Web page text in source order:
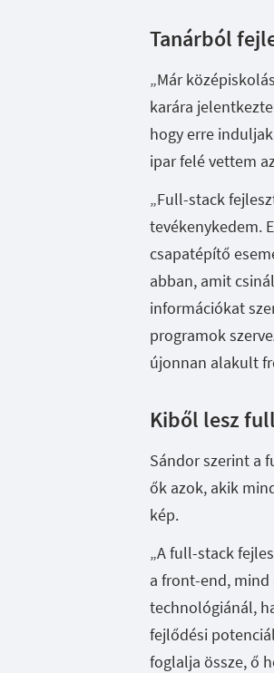
Tanárból
„Már
karára
hogy erre
ipar felé vettem
„Full-stack
tevékenykedem.
csapatépítő
abban, amit
információkat
programok
újonnan alakult
Kiből lesz
Sándor szerint a
ők azok, akik
kép.
„A full-stack
a front-end, mind
technológiánál,
fejlődési
foglalja össze, ő